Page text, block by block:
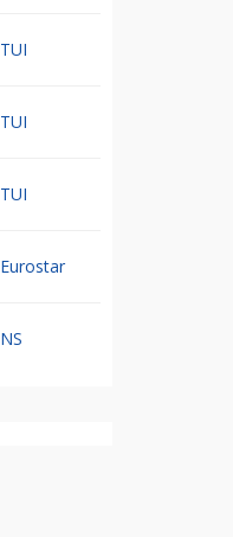
TUI
TUI
TUI
Eurostar
NS